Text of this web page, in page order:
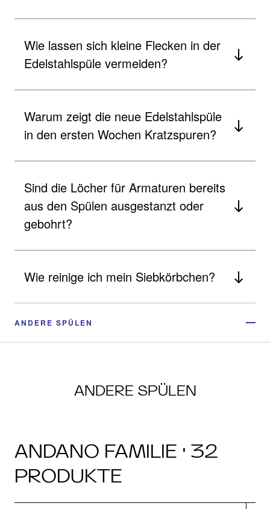
Wie lassen sich kleine Flecken in der
Edelstahlspüle vermeiden?
Warum zeigt die neue Edelstahlspüle
in den ersten Wochen Kratzspuren?
Sind die Löcher für Armaturen bereits
aus den Spülen ausgestanzt oder
gebohrt?
Wie reinige ich mein Siebkörbchen?
ANDERE SPÜLEN
ANDERE SPÜLEN
ANDANO FAMILIE · 32
PRODUKTE